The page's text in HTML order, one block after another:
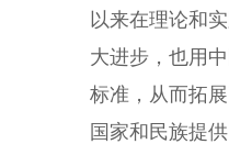
以来在理论和
大进步，也用
标准，从而拓
国家和民族提